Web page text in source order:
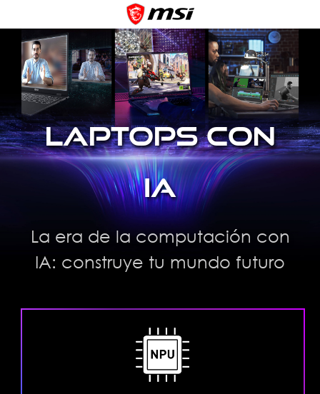
Laptops con
IA
La era de la computación con
IA: construye tu mundo futuro